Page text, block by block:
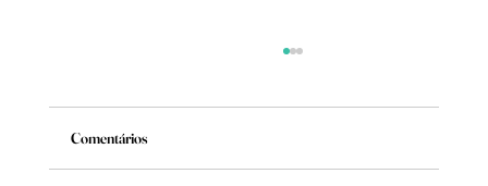
Mude
Comentários